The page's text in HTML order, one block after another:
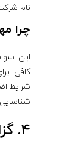
نام
چرا
این
کافی
شرایط
4. گزارش‌های حادثه